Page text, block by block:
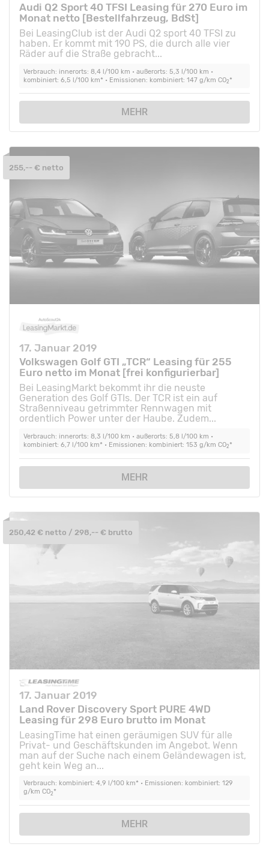
Audi Q2 Sport 40 TFSI Leasing für 270 Euro im
Monat netto [Bestellfahrzeug, BdSt]
Bei LeasingClub ist der Audi Q2 sport 40 TFSI zu
haben. Er kommt mit 190 PS, die durch alle vier
Räder auf die Straße gebracht...
Verbrauch: innerorts: 8,4 l/100 km • außerorts: 5,3 l/100 km •
kombiniert: 6,5 l/100 km* • Emissionen: kombiniert: 147 g/km CO2*
MEHR
17. Januar 2019
Volkswagen Golf GTI „TCR“ Leasing für 255
Euro netto im Monat [frei konfigurierbar]
Bei LeasingMarkt bekommt ihr die neuste
Generation des Golf GTIs. Der TCR ist ein auf
Straßenniveau getrimmter Rennwagen mit
ordentlich Power unter der Haube. Zudem...
Verbrauch: innerorts: 8,3 l/100 km • außerorts: 5,8 l/100 km •
kombiniert: 6,7 l/100 km* • Emissionen: kombiniert: 153 g/km CO2*
MEHR
255,-- € netto
17. Januar 2019
Land Rover Discovery Sport PURE 4WD
Leasing für 298 Euro brutto im Monat
LeasingTime hat einen geräumigen SUV für alle
Privat- und Geschäftskunden im Angebot. Wenn
man auf der Suche nach einem Geländewagen ist,
geht kein Weg an...
Verbrauch: kombiniert: 4,9 l/100 km* • Emissionen: kombiniert: 129
g/km CO2*
MEHR
250,42 € netto / 298,-- € brutto